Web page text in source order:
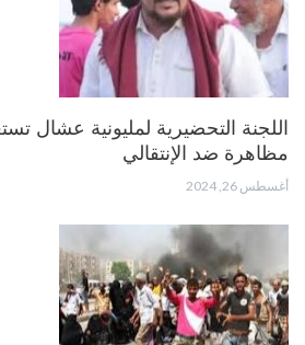
اللجنة التحضيرية لمليونية عشال
مظاهرة ضد الإنتقالي
أغسطس 26, 2024